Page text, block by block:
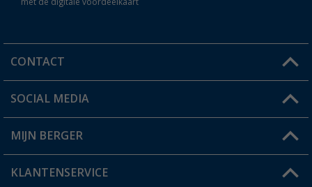
met de digitale voordeelkaart
CONTACT
Een vraag?
Winkel vinden
SOCIAL MEDIA
MIJN BERGER
Mijn account
KLANTENSERVICE